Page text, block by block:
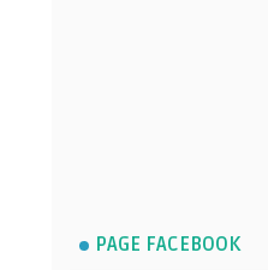
PAGE FACEBOOK